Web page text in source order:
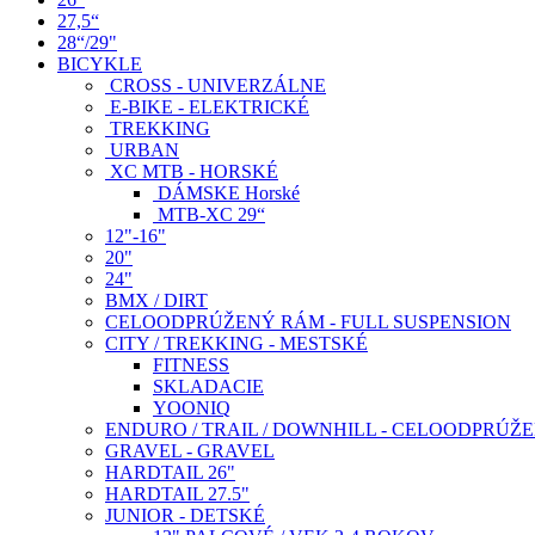
27,5“
28“/29"
BICYKLE
CROSS - UNIVERZÁLNE
E-BIKE - ELEKTRICKÉ
TREKKING
URBAN
XC MTB - HORSKÉ
DÁMSKE Horské
MTB-XC 29“
12"-16"
20"
24"
BMX / DIRT
CELOODPRÚŽENÝ RÁM - FULL SUSPENSION
CITY / TREKKING - MESTSKÉ
FITNESS
SKLADACIE
YOONIQ
ENDURO / TRAIL / DOWNHILL -
GRAVEL - GRAVEL
HARDTAIL 26"
HARDTAIL 27.5"
JUNIOR - DETSKÉ